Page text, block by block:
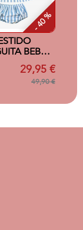
- 40 %
BEBE
3M
29,95 €
49,90 €